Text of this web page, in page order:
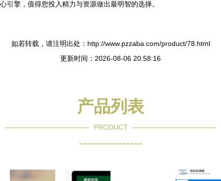
心引擎，值得您投入精力与资源做出最明智的选择。
如若转载，请注明出处：http://www.pzzaba.com/product/78.html
更新时间：2026-08-06 20:58:16
产品列表
PRODUCT
----------------